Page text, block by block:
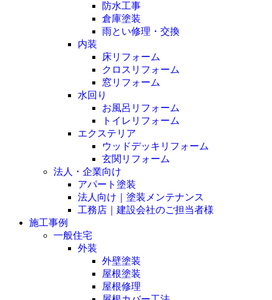
防水工事
倉庫塗装
雨とい修理・交換
内装
床リフォーム
クロスリフォーム
窓リフォーム
水回り
お風呂リフォーム
トイレリフォーム
エクステリア
ウッドデッキリフォーム
玄関リフォーム
法人・企業向け
アパート塗装
法人向け｜塗装メンテナンス
工務店｜建設会社のご担当者様
施工事例
一般住宅
外装
外壁塗装
屋根塗装
屋根修理